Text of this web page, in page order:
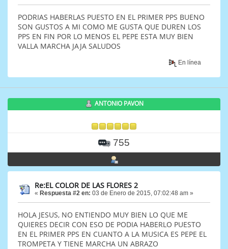
PODRIAS HABERLAS PUESTO EN EL PRIMER PPS BUENO
SON GUSTOS A MI COMO ME GUSTA QUE DUREN LOS
PPS EN FIN POR LO MENOS EL PEPE ESTA MUY BIEN
VALLA MARCHA JAJA SALUDOS
En línea
ANTONIO PAVON
755
Re:EL COLOR DE LAS FLORES 2
« Respuesta #2 en: 03 de Enero de 2015, 07:02:48 am »
HOLA JESUS, NO ENTIENDO MUY BIEN LO QUE ME
QUIERES DECIR CON ESO DE PODIA HABERLO PUESTO
EN EL PRIMER PPS EN CUANTO A LA MUSICA ES PEPE EL
TROMPETA Y TIENE MARCHA UN ABRAZO